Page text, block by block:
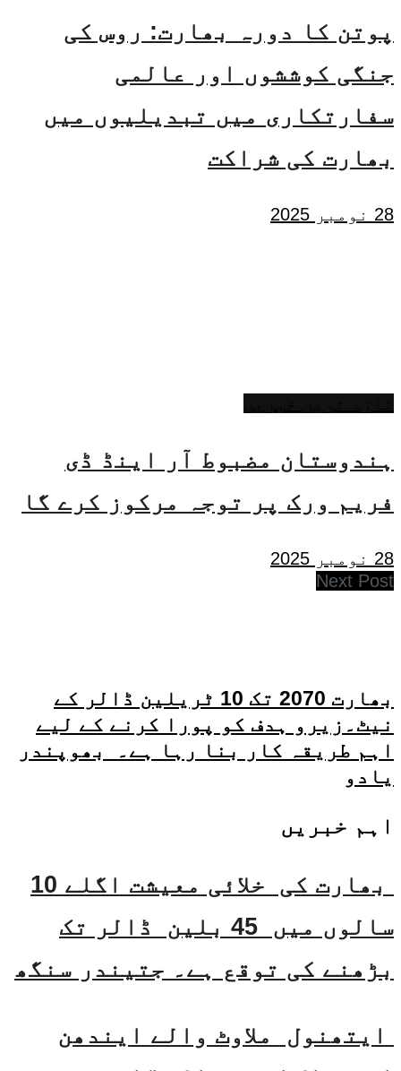
پوتن کا دورہ بھارت: روس کی
جنگی کوششوں اور عالمی
سفارتکاری میں تبدیلیوں میں
بھارت کی شراکت
28 نومبر 2025
ہندوستان مضبوط آر اینڈ ڈی
فریم ورک پر توجہ مرکوز کرے گا
28 نومبر 2025
Next Post
بھارت 2070 تک 10 ٹریلین ڈالر کے
نیٹ۔زیرو ہدف کو پورا کرنے کے لیے
اہم طریقہ کار بنا رہا ہے۔ بھوپندر
یادو
اہم خبریں
بھارت کی خلائی معیشت اگلے 10
سالوں میں 45 بلین ڈالر تک
بڑھنے کی توقع ہے۔ جتیندر سنگھ
ایتھنول ملاوٹ والے ایندھن